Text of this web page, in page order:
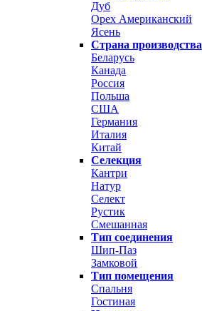
Дуб
Орех Американский
Ясень
Страна производства
Беларусь
Канада
Россия
Польша
США
Германия
Италия
Китай
Селекция
Кантри
Натур
Селект
Рустик
Смешанная
Тип соединения
Шип-Паз
Замковой
Тип помещения
Спальня
Гостиная